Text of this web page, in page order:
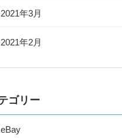
2021年3月
2021年2月
ゴリー
eBay